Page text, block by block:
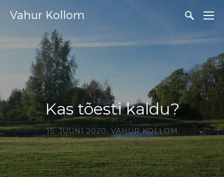
Vahur Kollom
Kas tõesti kaldu?
15. JUUNI 2020, VAHUR KOLLOM